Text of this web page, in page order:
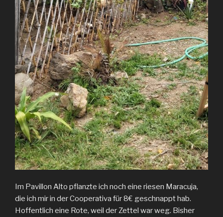
Im Pavillon Alto pflanzte ich noch eine riesen Maracuja,
die ich mir in der Cooperativa für 8€ geschnappt hab.
Hoffentlich eine Rote, weil der Zettel war weg. Bisher